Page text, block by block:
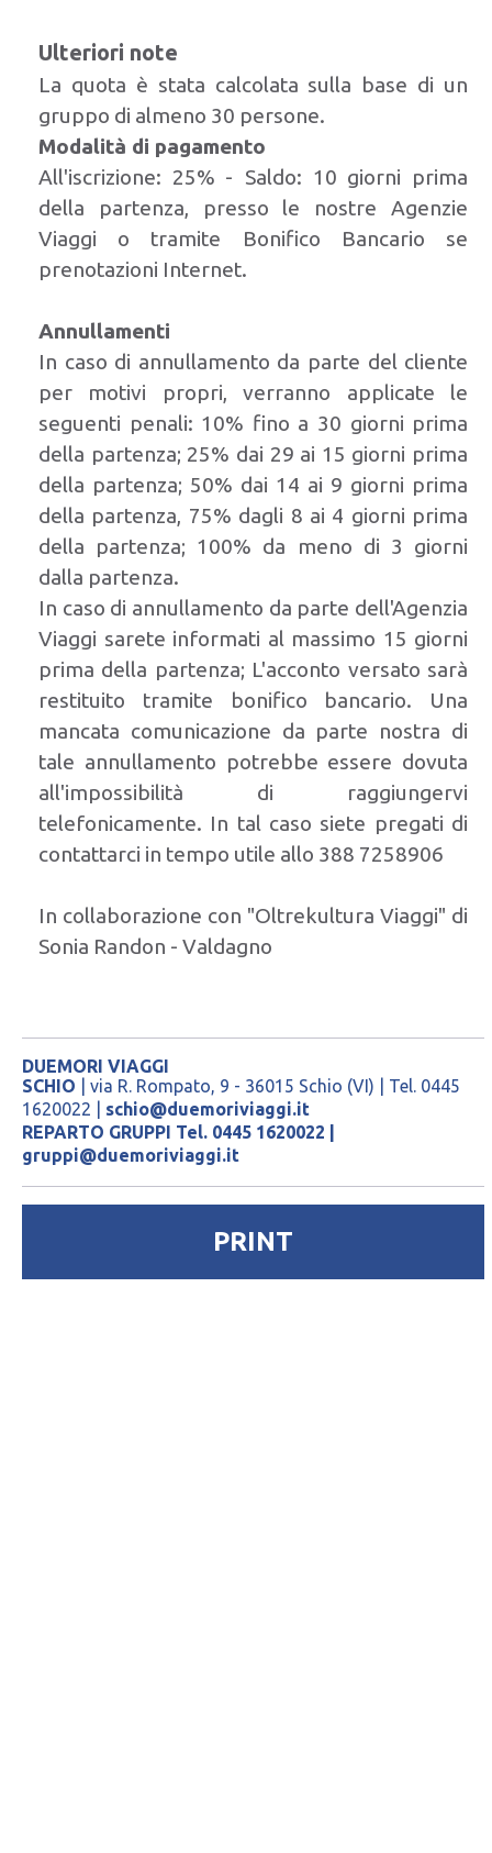
Ulteriori note
La quota è stata calcolata sulla base di un
gruppo di almeno 30 persone.
Modalità di pagamento
All'iscrizione: 25% - Saldo: 10 giorni prima
della partenza, presso le nostre Agenzie
Viaggi o tramite Bonifico Bancario se
prenotazioni Internet.
Annullamenti
In caso di annullamento da parte del cliente
per motivi propri, verranno applicate le
seguenti penali: 10% fino a 30 giorni prima
della partenza; 25% dai 29 ai 15 giorni prima
della partenza; 50% dai 14 ai 9 giorni prima
della partenza, 75% dagli 8 ai 4 giorni prima
della partenza; 100% da meno di 3 giorni
dalla partenza.
In caso di annullamento da parte dell'Agenzia
Viaggi sarete informati al massimo 15 giorni
prima della partenza; L'acconto versato sarà
restituito tramite bonifico bancario. Una
mancata comunicazione da parte nostra di
tale annullamento potrebbe essere dovuta
all'impossibilità di raggiungervi
telefonicamente. In tal caso siete pregati di
contattarci in tempo utile allo 388 7258906
In collaborazione con "Oltrekultura Viaggi" di
Sonia Randon - Valdagno
DUEMORI VIAGGI
SCHIO | via R. Rompato, 9 - 36015 Schio (VI) | Tel. 0445
1620022 | schio@duemoriviaggi.it
REPARTO GRUPPI Tel. 0445 1620022 |
gruppi@duemoriviaggi.it